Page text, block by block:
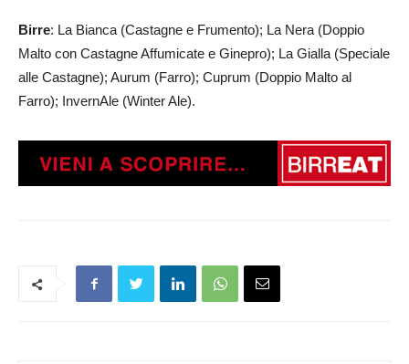
Birre: La Bianca (Castagne e Frumento); La Nera (Doppio
Malto con Castagne Affumicate e Ginepro); La Gialla (Speciale
alle Castagne); Aurum (Farro); Cuprum (Doppio Malto al
Farro); InvernAle (Winter Ale).